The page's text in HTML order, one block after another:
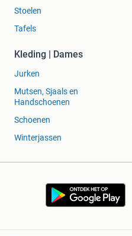
Stoelen
Tafels
Kleding | Dames
Jurken
Mutsen, Sjaals en
Handschoenen
Schoenen
Winterjassen